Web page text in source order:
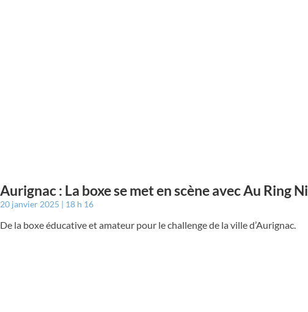
Aurignac : La boxe se met en scène avec Au Ring
20 janvier 2025 18 h 16
De la boxe éducative et amateur pour le challenge de la ville d’Aurignac.